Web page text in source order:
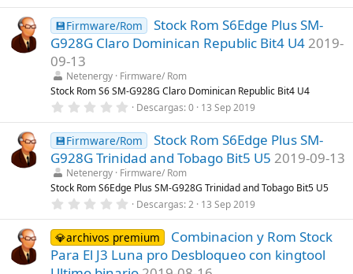
0
0
e
s
e
l
a
(
s
)
💾Firmware/Rom
Stock Rom S6Edge Plus SM-
G928G Claro Dominican Republic Bit4 U4 2019-
09-13
Netenergy Firmware/ Rom
Stock Rom S6 SM-G928G Claro Dominican Republic Bit4 U4
0
0
0
e
s
t
r
e
l
a
(
s
)
Descargas 0 13 Sep 2019
💾Firmware/Rom
Stock Rom S6Edge Plus SM-
G928G Trinidad and Tobago Bit5 U5 2019-09-13
Netenergy Firmware/ Rom
Stock Rom S6Edge Plus SM-G928G Trinidad and Tobago Bit5 U5
0
0
0
e
s
t
Descargas 2 13 Sep 2019
💎archivos premium
Combinacion y Rom Stock
Para El J3 Luna pro Desbloqueo con kingtool